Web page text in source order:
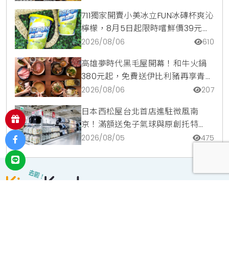
711獨家開賣小美冰立FUN冰磚杯爽沁
檸檬，8月5日起限時嚐鮮價39元特
調咖啡氣泡水超讚
2026/08/06 610
高雄夢時代黑毛屋開幕！和牛火鍋
380元起，免費送伊比利豬再享青森
蘋果冰淇淋加購價。
2026/08/06 207
日本西松屋台北首店進駐微風南
京！滿額送兔子氣球與原創托特
包，指定夏裝享8折優惠
2026/08/05 475